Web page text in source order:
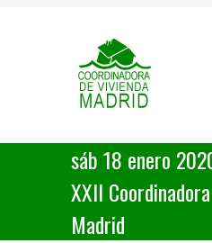
sáb 18 enero
XXII
Madrid